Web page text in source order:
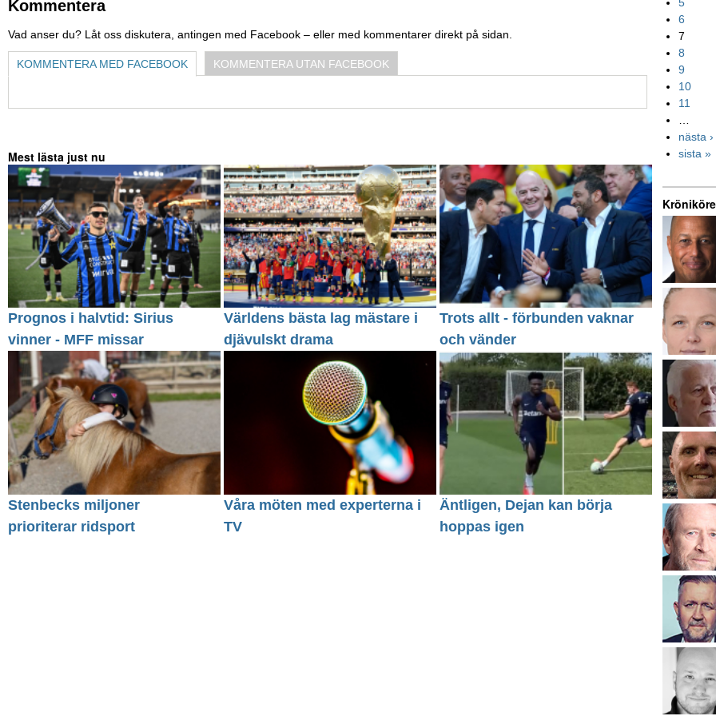
Kommentera
Vad anser du? Låt oss diskutera, antingen med Facebook – eller med kommentarer direkt på sidan.
KOMMENTERA MED FACEBOOK KOMMENTERA UTAN FACEBOOK
Mest lästa just nu
Prognos i halvtid: Sirius
vinner - MFF missar
Världens bästa lag mästare i
djävulskt drama
Trots allt - förbunden vaknar
och vänder
Stenbecks miljoner
prioriterar ridsport
Våra möten med experterna i
TV
Äntligen, Dejan kan börja
hoppas igen
5
6
7
8
9
10
11
…
nästa ›
sista »